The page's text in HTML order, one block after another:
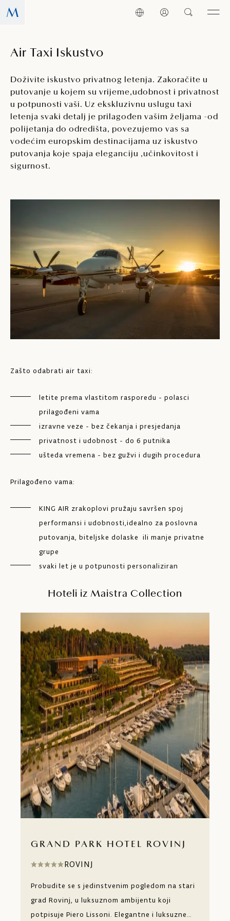
Air Taxi Iskustvo
Doživite iskustvo privatnog letenja. Zakoračite u
putovanje u kojem su vrijeme,udobnost i privatnost
u potpunosti vaši. Uz ekskluzivnu uslugu taxi
letenja svaki detalj je prilagođen vašim željama -od
polijetanja do odredišta, povezujemo vas sa
vodećim europskim destinacijama uz iskustvo
putovanja koje spaja eleganciju ,učinkovitost i
sigurnost.
Zašto odabrati air taxi:
letite prema vlastitom rasporedu - polasci
prilagođeni vama
izravne veze - bez čekanja i presjedanja
privatnost i udobnost - do 6 putnika
ušteda vremena - bez gužvi i dugih procedura
Prilagođeno vama:
KING AIR zrakoplovi pružaju savršen spoj
performansi i udobnosti,idealno za poslovna
putovanja, biteljske dolaske ili manje privatne
grupe
svaki let je u potpunosti personaliziran
Hoteli iz Maistra Collection
GRAND PARK HOTEL ROVINJ
ROVINJ
Probudite se s jedinstvenim pogledom na stari
grad Rovinj, u luksuznom ambijentu koji
potpisuje Piero Lissoni. Elegantne i luksuzne